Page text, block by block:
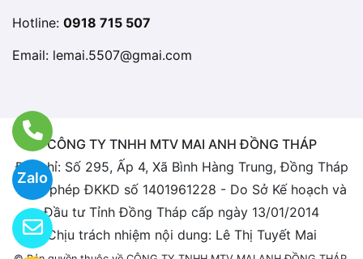
Zalo
Hotline: 0918 715 507
Email: lemai.5507@gmai.com
CÔNG TY TNHH MTV MAI ANH ĐỒNG THÁP
Địa chỉ: Số 295, Ấp 4, Xã Bình Hàng Trung, Đồng Tháp
Giấy phép ĐKKD số 1401961228 - Do Sở Kế hoạch và
Đầu tư Tỉnh Đồng Tháp cấp ngày 13/01/2014
Chịu trách nhiệm nội dung: Lê Thị Tuyết Mai